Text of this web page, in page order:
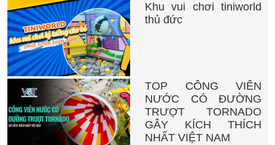
Khu vui chơi tiniworld
thủ đức
TOP CÔNG VIÊN
NƯỚC CÓ ĐƯỜNG
TRƯỢT TORNADO
GÂY KÍCH THÍCH
NHẤT VIỆT NAM